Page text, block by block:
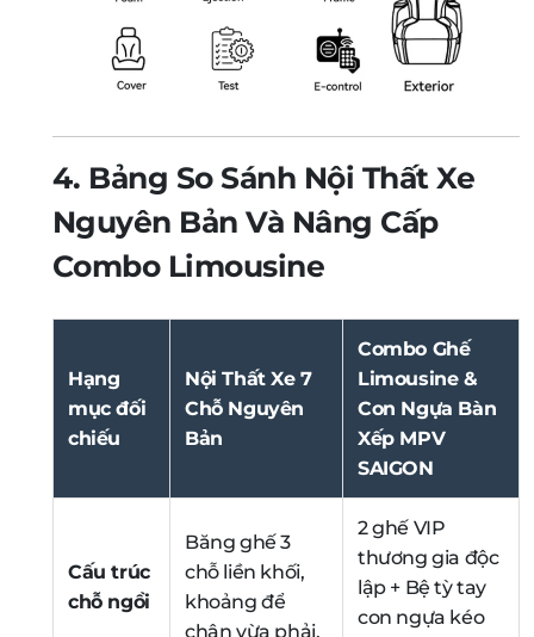
4. Bảng So Sánh Nội Thất Xe
Nguyên Bản Và Nâng Cấp
Combo Limousine
Hạng
mục đối
chiếu
Nội Thất Xe 7
Chỗ Nguyên
Bản
Combo Ghế
Limousine &
Con Ngựa Bàn
Xếp MPV
SAIGON
Cấu trúc
chỗ ngồi
Băng ghế 3
chỗ liền khối,
khoảng để
chân vừa phải.
2 ghế VIP
thương gia độc
lập + Bệ tỳ tay
con ngựa kéo